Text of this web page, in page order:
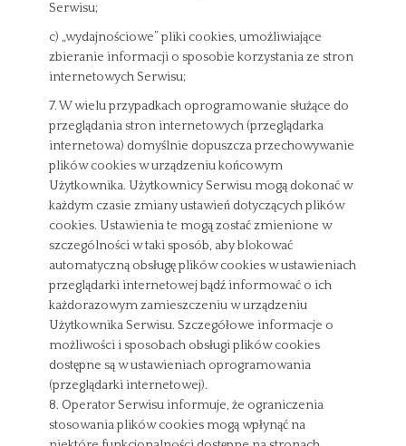
Serwisu;
c) „wydajnościowe” pliki cookies, umożliwiające
zbieranie informacji o sposobie korzystania ze stron
internetowych Serwisu;
7. W wielu przypadkach oprogramowanie służące do
przeglądania stron internetowych (przeglądarka
internetowa) domyślnie dopuszcza przechowywanie
plików cookies w urządzeniu końcowym
Użytkownika. Użytkownicy Serwisu mogą dokonać w
każdym czasie zmiany ustawień dotyczących plików
cookies. Ustawienia te mogą zostać zmienione w
szczególności w taki sposób, aby blokować
automatyczną obsługę plików cookies w ustawieniach
przeglądarki internetowej bądź informować o ich
każdorazowym zamieszczeniu w urządzeniu
Użytkownika Serwisu. Szczegółowe informacje o
możliwości i sposobach obsługi plików cookies
dostępne są w ustawieniach oprogramowania
(przeglądarki internetowej).
8. Operator Serwisu informuje, że ograniczenia
stosowania plików cookies mogą wpłynąć na